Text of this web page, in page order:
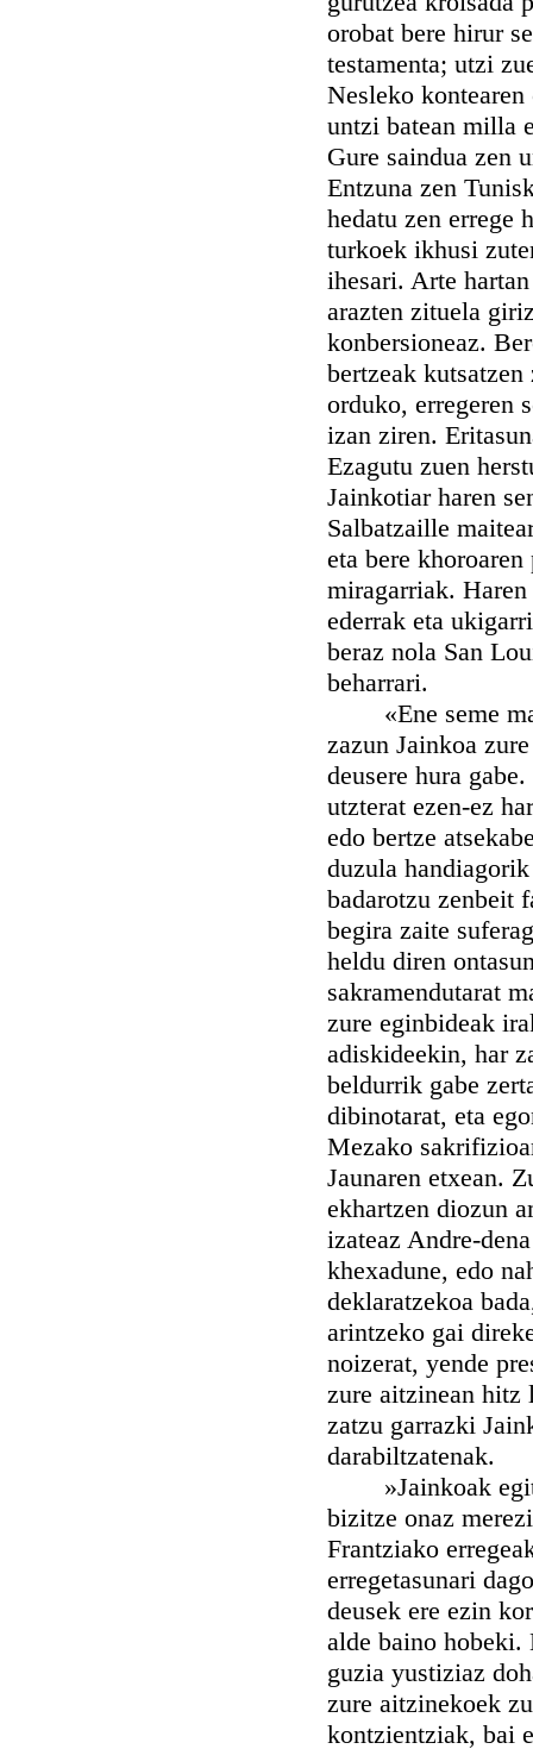
orobat bere hirur
testamenta; utzi
Nesleko
untzi batean milla
Gure saindua zen
Entzuna zen
hedatu zen errege
turkoek ikhusi
ihesari. Arte
arazten zituela
konbersioneaz.
bertzeak
orduko, erregeren
izan ziren.
Ezagutu zuen
Jainkotiar haren
Salbatzaille
eta bere
miragarriak.
ederrak eta
beraz nola San
beharrari.
«Ene seme
zazun Jainkoa
deusere hura
utzterat ezen-ez
edo bertze
duzula
badarotzu zenbeit
begira zaite
heldu diren
sakramendutarat
zure eginbideak
adiskideekin, har
beldurrik gabe
dibinotarat, eta
Mezako
Jaunaren etxean.
ekhartzen diozun
izateaz Andre-
khexadune, edo
deklaratzekoa
arintzeko gai
noizerat, yende
zure aitzinean hitz
zatzu garrazki
darabiltzatenak.
»Jainkoak
bizitze onaz
Frantziako
erregetasunari
deusek ere ezin
alde baino hobeki.
guzia yustiziaz
zure aitzinekoek
kontzientziak, bai